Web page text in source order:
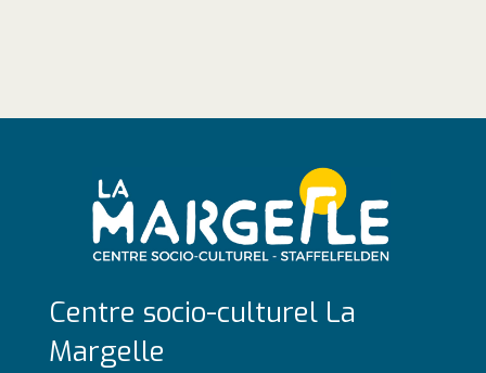
Centre socio-culturel La
Margelle